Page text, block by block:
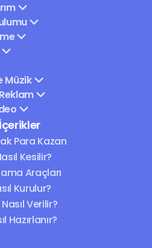
Müzik
Para Kazan
Kesilir?
Araçları
Kurulur?
Verilir?
Hazırlanır?